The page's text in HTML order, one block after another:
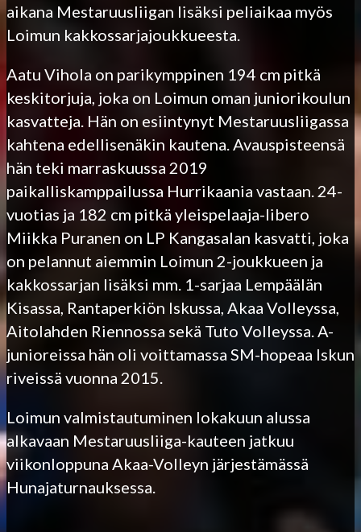
aikana Mestaruusliigan lisäksi peliaikaa myös
Loimun kakkossarjajoukkueesta.
Aatu Vihola on parikymppinen 194 cm pitkä
keskitorjuja, joka on Loimun oman juniorikoulun
kasvatteja. Hän on esiintynyt Mestaruusliigassa
kahtena edellisenäkin kautena. Avauspisteensä
hän teki marraskuussa 2019
paikalliskamppailussa Hurrikaania vastaan. 24-
vuotias ja 182 cm pitkä yleispelaaja-libero
Miikka Puranen on LP Kangasalan kasvatti, joka
on pelannut aiemmin Loimun 2-joukkueen ja
kakkossarjan lisäksi mm. 1-sarjaa Lempäälän
Kisassa, Rantaperkiön Iskussa, Akaa Volleyssa,
Aitolahden Riennossa sekä Tuto Volleyssa. A-
junioreissa hän oli voittamassa SM-hopeaa Iskun
riveissä vuonna 2015.
Loimun valmistautuminen lokakuun alussa
alkavaan Mestaruusliiga-kauteen jatkuu
viikonloppuna Akaa-Volleyn järjestämässä
Hunajaturnauksessa.